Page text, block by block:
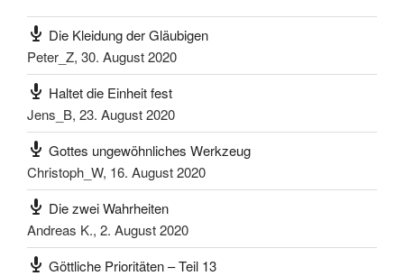
Die Kleidung der Gläubigen
Peter_Z, 30. August 2020
Haltet die Einheit fest
Jens_B, 23. August 2020
Gottes ungewöhnliches Werkzeug
Christoph_W, 16. August 2020
Die zwei Wahrheiten
Andreas K., 2. August 2020
Göttliche Prioritäten – Teil 13